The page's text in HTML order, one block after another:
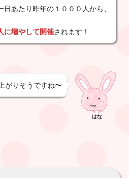
日あたり昨年の１０００人から、
に増やして開催されます！
がりそうですね〜
はな